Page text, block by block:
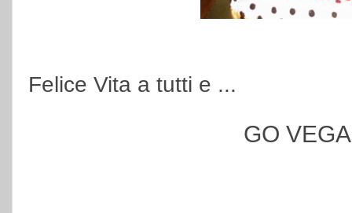
Felice Vita a tutti e ...
GO